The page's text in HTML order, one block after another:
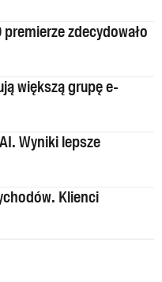
premierze zdecydowało
większą grupę e-
Wyniki lepsze
Klienci